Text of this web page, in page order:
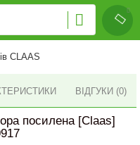
CLAAS
ВІДГУКИ (0)
посилена [Claas]